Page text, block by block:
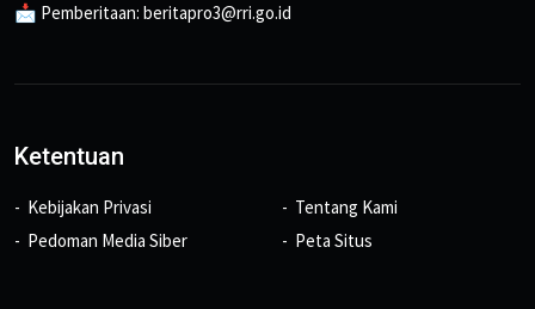
📩 Pemberitaan: beritapro3@rri.go.id
Ketentuan
Kebijakan Privasi
Pedoman Media Siber
Tentang Kami
Peta Situs